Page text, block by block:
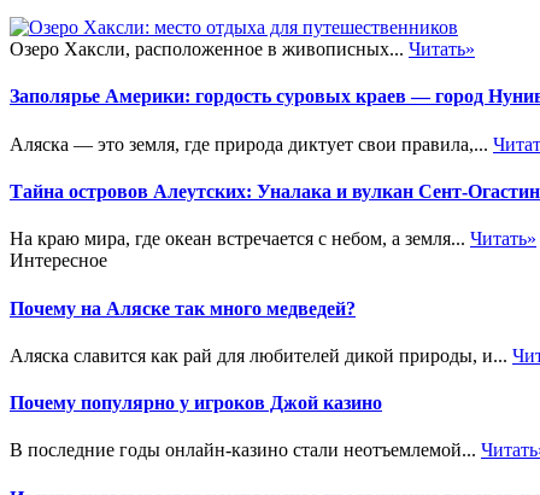
Озеро Хаксли, расположенное в живописных... Читать»
Заполярье Америки: гордость суровых краев — город
Аляска — это земля, где природа диктует свои правила,...
Тайна островов Алеутских: Уналака и вулкан Сент-Огастин
На краю мира, где океан встречается с небом, а земля... Читать»
Интересное
Почему на Аляске так много медведей?
Аляска славится как рай для любителей дикой природы, и...
Почему популярно у игроков Джой казино
В последние годы онлайн-казино стали неотъемлемой...